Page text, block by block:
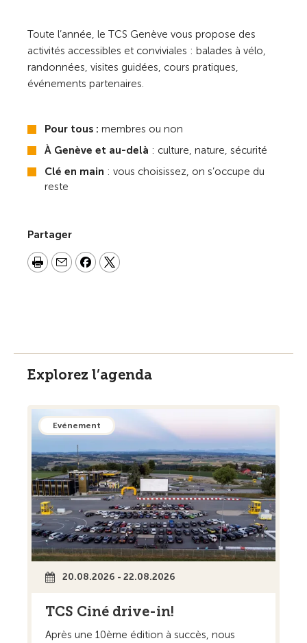
Toute l’année, le TCS Genève vous propose des
activités accessibles et conviviales : balades à vélo,
randonnées, visites guidées, cours pratiques,
événements partenaires.
Pour tous : membres ou non
À Genève et au-delà : culture, nature, sécurité
Clé en main : vous choisissez, on s’occupe du
reste
Partager
Explorez l’agenda
Evénement
20.08.2026 - 22.08.2026
TCS Ciné drive-in!
Après une 10ème édition à succès, nous